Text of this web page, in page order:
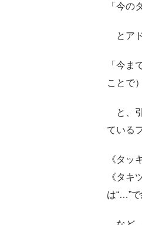
「今の
とアド
「今ま
ことで
と、
ている
《タッ
《タキ
は“…”で